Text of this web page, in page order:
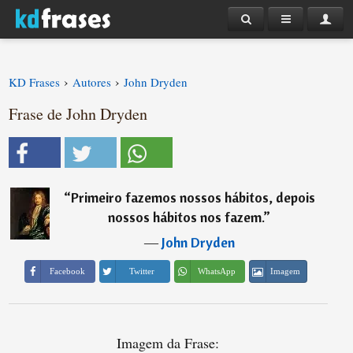
KD Frases › Autores › John Dryden
Frase de John Dryden
“Primeiro fazemos nossos hábitos, depois
nossos hábitos nos fazem.”
―John Dryden
Facebook Twitter WhatsApp Imagem
Imagem da Frase: